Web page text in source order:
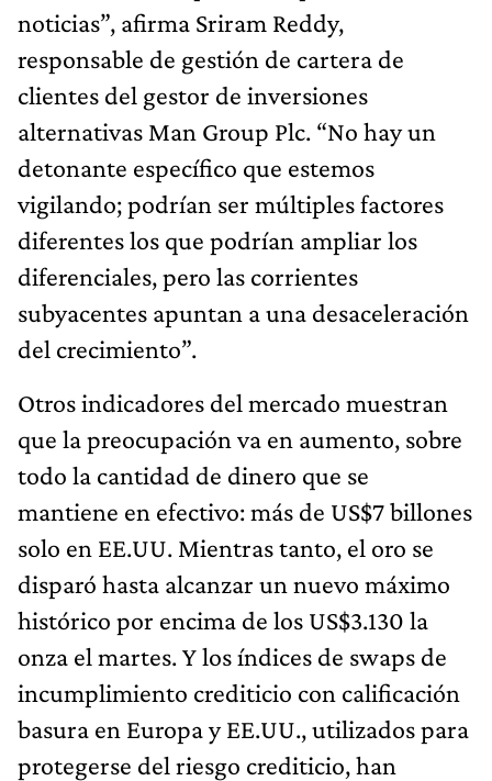
noticias”, afirma Sriram Reddy,
responsable de gestión de cartera de
clientes del gestor de inversiones
alternativas Man Group Plc. “No hay un
detonante específico que estemos
vigilando; podrían ser múltiples factores
diferentes los que podrían ampliar los
diferenciales, pero las corrientes
subyacentes apuntan a una desaceleración
del crecimiento”.
Otros indicadores del mercado muestran
que la preocupación va en aumento, sobre
todo la cantidad de dinero que se
mantiene en efectivo: más de US$7 billones
solo en EE.UU. Mientras tanto, el oro se
disparó hasta alcanzar un nuevo máximo
histórico por encima de los US$3.130 la
onza el martes. Y los índices de swaps de
incumplimiento crediticio con calificación
basura en Europa y EE.UU., utilizados para
protegerse del riesgo crediticio, han